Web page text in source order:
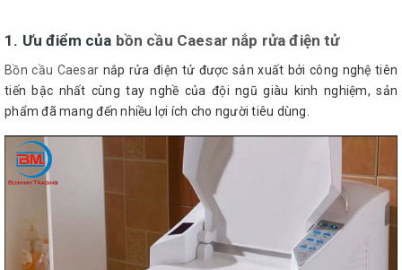
1. Ưu điểm của bồn cầu Caesar nắp rửa điện tử
Bồn cầu Caesar nắp rửa điện tử được sản xuất bởi công nghệ tiên
tiến bậc nhất cùng tay nghề của đội ngũ giàu kinh nghiệm, sản
phẩm đã mang đến nhiều lợi ích cho người tiêu dùng.